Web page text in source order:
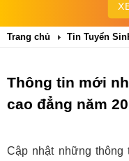
Trang chủ Tin Tuyển
Thông tin mới
cao đẳng năm
Cập nhật những